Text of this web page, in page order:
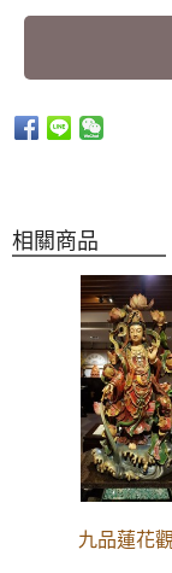
相關商品
九品蓮花